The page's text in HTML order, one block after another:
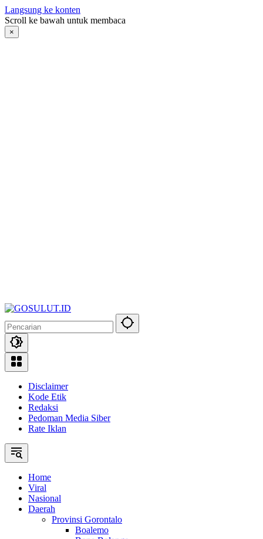
Langsung ke konten
Scroll ke bawah untuk membaca
×
Disclaimer
Kode Etik
Redaksi
Pedoman Media Siber
Rate Iklan
Home
Viral
Nasional
Daerah
Provinsi Gorontalo
Boalemo